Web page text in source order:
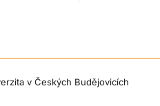
v Českých Budějovicích